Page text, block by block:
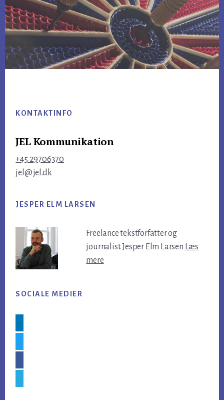
KONTAKTINFO
JEL Kommunikation
+45 29706370
jel@jel.dk
JESPER ELM LARSEN
Freelance tekstforfatter og
journalist Jesper Elm Larsen Læs
mere
SOCIALE MEDIER